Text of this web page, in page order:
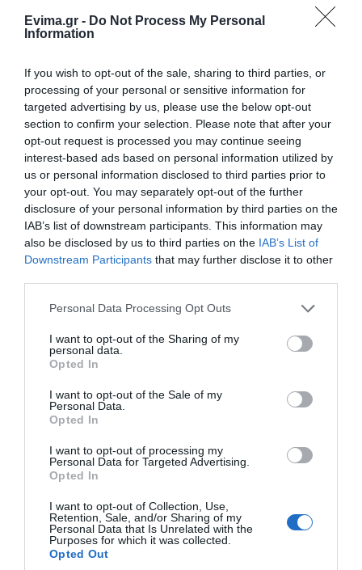
Evima.gr - Do Not Process My Personal
Information
If you wish to opt-out of the sale, sharing to third parties, or
processing of your personal or sensitive information for
targeted advertising by us, please use the below opt-out
section to confirm your selection. Please note that after your
opt-out request is processed you may continue seeing
interest-based ads based on personal information utilized by
us or personal information disclosed to third parties prior to
your opt-out. You may separately opt-out of the further
disclosure of your personal information by third parties on the
IAB’s list of downstream participants. This information may
also be disclosed by us to third parties on the IAB’s List of
Downstream Participants that may further disclose it to other
Please note that this website/app uses one or more Google
not limited to your visit or usage behaviour. You may click to
grant or deny consent to Google and its third-party tags to
use your data for below specified purposes in below Google
consent section.
Personal Data Processing Opt Outs
I want to opt-out of the Sharing of my
personal data.
Opted In
I want to opt-out of the Sale of my
Personal Data.
Opted In
I want to opt-out of processing my
Personal Data for Targeted Advertising.
Opted In
I want to opt-out of Collection, Use,
Retention, Sale, and/or Sharing of my
Personal Data that Is Unrelated with the
Purposes for which it was collected.
Opted Out
Αγγουράκια0,60 0,70 1,95
+225%
Πατάτες (1
κιλό)
0,70 0,92
Μελιτζάνες
φλάσκες (1
κιλό)
1,10 1,40 1,80 +63,6%
Πιπεριές
κέρατο (1
κιλό)
1,70 2 2,98 +75,3%
Πιπεριές
Φλωρίνης
(1 κιλό)
1,17 1,60 4,25 +263,3%
Μήλα
στάρκιν (1
0,70 1 1,70 +142,9%
βαλέντσια
(1 κιλό)
ΕΛΕΥΘΕΡΟΣ ΤΥΠΟΣ